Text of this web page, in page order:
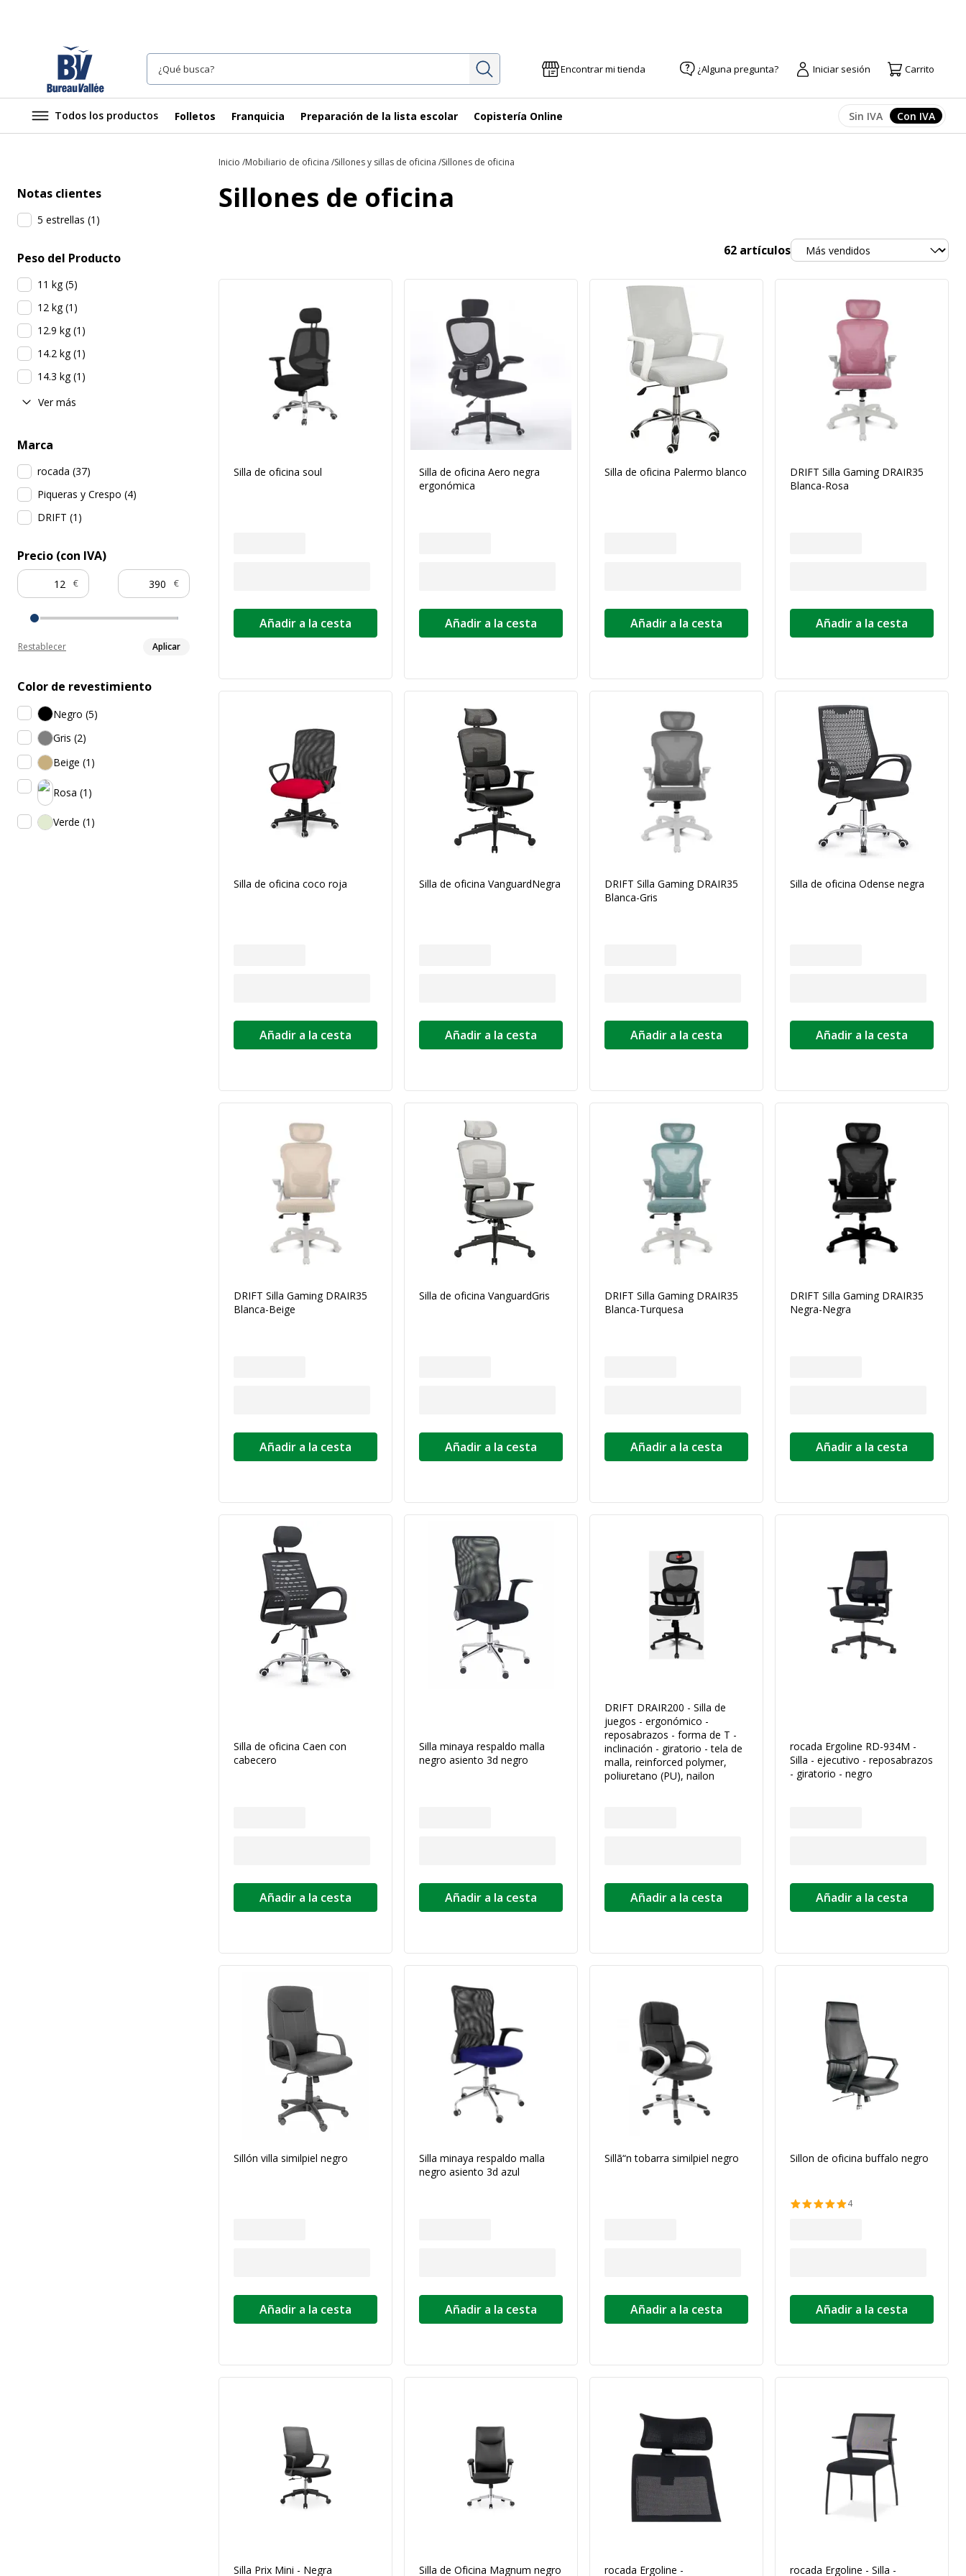
InvestigaciónEncontrar mi tienda ¿Alguna pregunta? Iniciar sesión Carrito
Todos los productos Folletos Franquicia Preparación de la lista escolar Copistería Online Afficher les prix
Sin IVA Afficher
Con IVA
Notas clientes
5 estrellas (1 )
Peso del Producto
11 kg(5)
12 kg(1 )
12.9 kg(1 )
14.2 kg(1 )
14.3 kg(1 )
Ver más
Marca
rocada (37)
Piqueras y Crespo (4)
DRIFT (1 )
Precio (con IVA)
€ €
Restablecer Aplicar
Color de revestimiento
Negro (5)
Gris (2)
Beige (1 )
Rosa (1 )
Verde (1 )
Inicio Mobiliario de oficina Sillones y sillas de oficina Sillones de oficina
Sillones de oficina
62 artículosOrdenar
Silla de oficina soul
Añadir a la cesta
Silla de oficina Aero negra
ergonómica
Añadir a la cesta
Silla de oficina Palermo blanco
Añadir a la cesta
DRIFT Silla Gaming DRAIR35
Blanca-Rosa
Añadir a la cesta
Silla de oficina coco roja
Añadir a la cesta
Silla de oficina VanguardNegra
Añadir a la cesta
DRIFT Silla Gaming DRAIR35
Blanca-Gris
Añadir a la cesta
Silla de oficina Odense negra
Añadir a la cesta
DRIFT Silla Gaming DRAIR35
Blanca-Beige
Añadir a la cesta
Silla de oficina VanguardGris
Añadir a la cesta
DRIFT Silla Gaming DRAIR35
Blanca-Turquesa
Añadir a la cesta
DRIFT Silla Gaming DRAIR35
Negra-Negra
Añadir a la cesta
Silla de oficina Caen con
cabecero
Añadir a la cesta
Silla minaya respaldo malla
negro asiento 3d negro
Añadir a la cesta
DRIFT DRAIR200 - Silla de
juegos - ergonómico -
reposabrazos - forma de T -
inclinación - giratorio - tela de
malla, reinforced polymer,
poliuretano (PU), nailon
Añadir a la cesta
rocada Ergoline RD-934M -
Silla - ejecutivo - reposabrazos
- giratorio - negro
Añadir a la cesta
Sillón villa similpiel negro
Añadir a la cesta
Silla minaya respaldo malla
negro asiento 3d azul
Añadir a la cesta
Sillã“n tobarra similpiel negro
Añadir a la cesta
Sillon de oficina buffalo negro
4
Añadir a la cesta
Silla Prix Mini - Negra Silla de Oficina Magnum negro rocada Ergoline - rocada Ergoline - Silla -